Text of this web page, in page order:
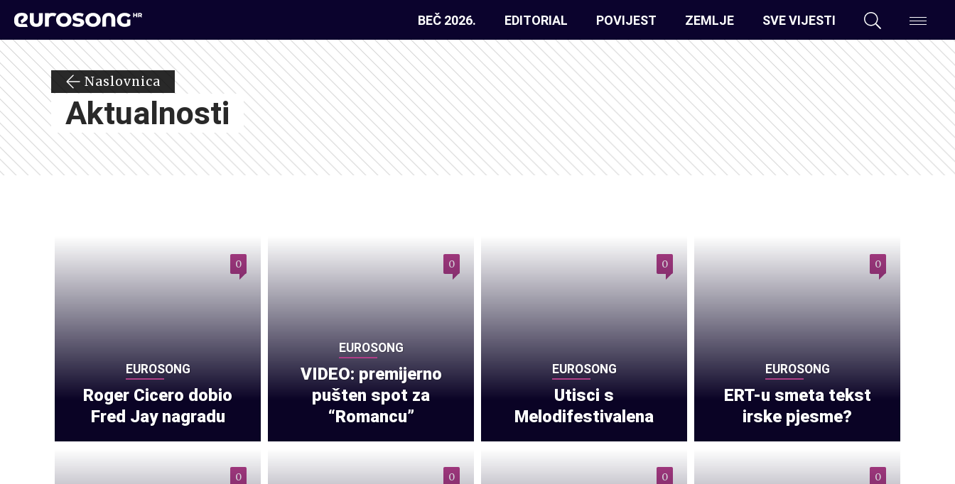
BEČ 2026. EDITORIAL POVIJEST ZEMLJE SVE VIJESTI
Naslovnica
Aktualnosti
EUROSONG
Roger Cicero dobio
Fred Jay nagradu
0
EUROSONG
VIDEO: premijerno
pušten spot za
“Romancu”
0
EUROSONG
Utisci s
Melodifestivalena
0
EUROSONG
ERT-u smeta tekst
irske pjesme?
0
0 0 0 0